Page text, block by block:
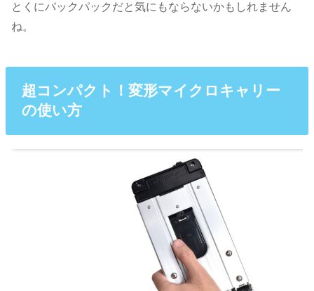
とくにバックパックだと気にもならないかもしれません
ね。
超コンパクト！変形マイクロキャリー
の使い方